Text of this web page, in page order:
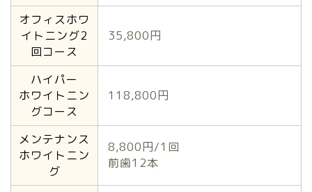
オフィスホワ
イトニング2
回コース
35,800円
ハイパー
ホワイトニン
グコース
118,800円
メンテナンス
ホワイトニン
グ
8,800円/1回
前歯12本